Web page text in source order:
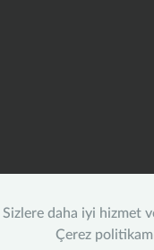
Sizlere daha iyi hizmet
Çerez